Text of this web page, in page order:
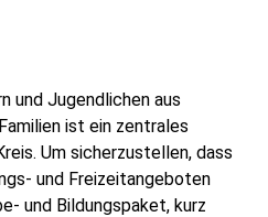
und Jugendlichen aus
ist ein zentrales
Um sicherzustellen, dass
und Freizeitangeboten
und Bildungspaket, kurz